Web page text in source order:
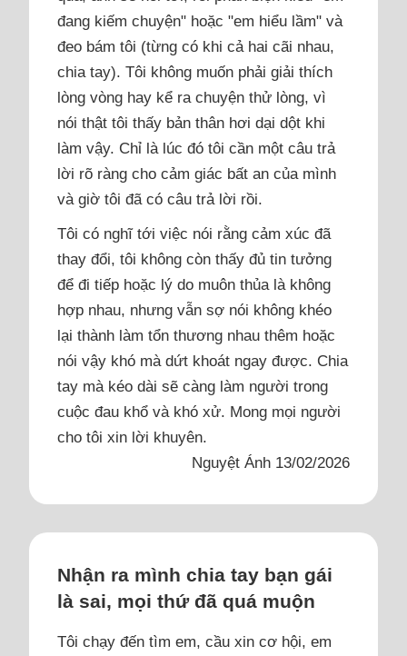
đang kiếm chuyện" hoặc "em hiểu lầm" và
đeo bám tôi (từng có khi cả hai cãi nhau,
chia tay). Tôi không muốn phải giải thích
lòng vòng hay kể ra chuyện thử lòng, vì
nói thật tôi thấy bản thân hơi dại dột khi
làm vậy. Chỉ là lúc đó tôi cần một câu trả
lời rõ ràng cho cảm giác bất an của mình
và giờ tôi đã có câu trả lời rồi.
Tôi có nghĩ tới việc nói rằng cảm xúc đã
thay đổi, tôi không còn thấy đủ tin tưởng
để đi tiếp hoặc lý do muôn thủa là không
hợp nhau, nhưng vẫn sợ nói không khéo
lại thành làm tổn thương nhau thêm hoặc
nói vậy khó mà dứt khoát ngay được. Chia
tay mà kéo dài sẽ càng làm người trong
cuộc đau khổ và khó xử. Mong mọi người
cho tôi xin lời khuyên.
Nguyệt Ánh 13/02/2026
Nhận ra mình chia tay bạn gái
là sai, mọi thứ đã quá muộn
Tôi chạy đến tìm em, cầu xin cơ hội, em